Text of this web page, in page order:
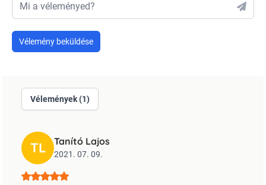
Mi a véleményed?
Vélemény beküldése
Vélemények (1)
TL Tanító Lajos
2021. 07. 09.